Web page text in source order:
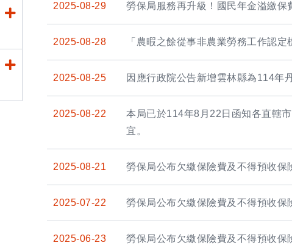
2025-08-29 勞保局服務再升級！國民年金溢繳保
2025-08-28 「農暇之餘從事非農業勞務工作認
2025-08-25 因應行政院公告新增雲林縣為114年
2025-08-22
本局已於114年8月22日函知各直轄
宜。
2025-08-21 勞保局公布欠繳保險費及不得預收
2025-07-22 勞保局公布欠繳保險費及不得預收
2025-06-23 勞保局公布欠繳保險費及不得預收